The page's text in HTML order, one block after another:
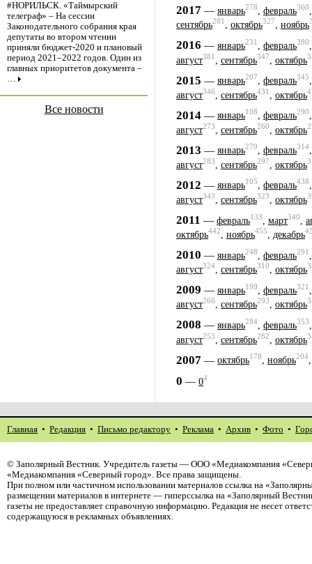
#НОРИЛЬСК. «Таймырский
телеграф» – На сессии
Законодательного собрания края
депутаты во втором чтении
приняли бюджет-2020 и плановый
период 2021–2022 годов. Один из
главных приоритетов документа –
…
Все новости
2017 — январь278 февраль360
сентябрь281, октябрь327, ноябрь
2016 — январь231 февраль380
август381 сентябрь347 октябрь
2015 — январь207, февраль345
август346 сентябрь431 октябрь
2014 — январь108, февраль290
август273 сентябрь260 октябрь
2013 — январь279, февраль314
август283 сентябрь297 октябрь
2012 — январь105, февраль438
август343, сентябрь323, октябрь
2011 — февраль133 март340
октябрь442, ноябрь455, декабрь
2010 — январь248 февраль291
август324, сентябрь310, октябрь
2009 — январь199 февраль321
август266, сентябрь293, октябрь
2008 — январь284 февраль353
август253 сентябрь282 октябрь
2007 — октябрь178, ноябрь204
0 — 04
Главная • Редакция • Письмо редактору • Реклама • Архив • Фото •
© Заполярный Вестник. Учредитель газеты — ООО «Медиакомпания
«Медиакомпания «Северный город». Все права защищены.
При полном или частичном использовании материалов ссылка на
размещении материалов в интернете — гиперссылка на «Заполярный
газеты не предоставляет справочную информацию. Редакция не несет
содержащуюся в рекламных объявлениях.